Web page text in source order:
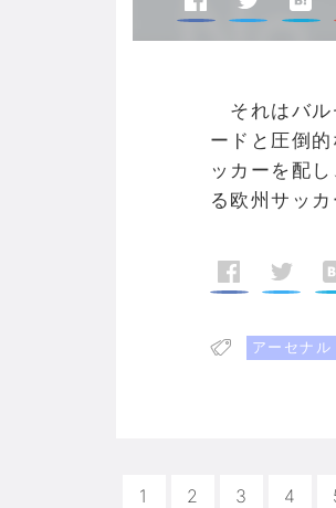
それはバル
ードと圧倒
ッカーを配
る欧州サッ
アーセナル
1 2 3 4